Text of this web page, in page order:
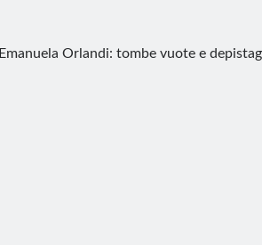
Emanuela Orlandi: tombe vuote e